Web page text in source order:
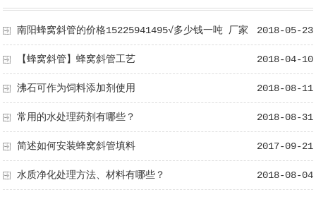
2018-05-23
南阳蜂窝斜管的价格15225941495√多少钱一吨 厂家
直销 2018-04-10
【蜂窝斜管】蜂窝斜管工艺
2018-08-11
沸石可作为饲料添加剂使用
2018-08-31
常用的水处理药剂有哪些？
2017-09-21
简述如何安装蜂窝斜管填料
2018-08-04
水质净化处理方法、材料有哪些？